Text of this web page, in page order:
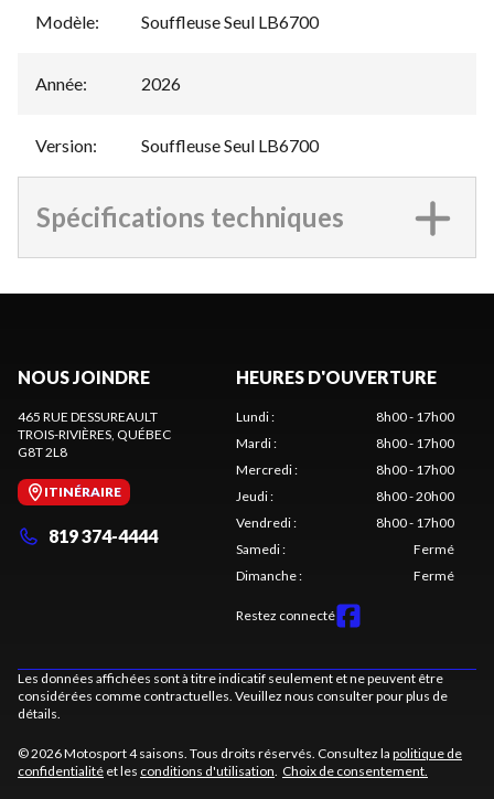
Modèle: Souffleuse Seul LB6700
Année: 2026
Version: Souffleuse Seul LB6700
Spécifications techniques
NOUS JOINDRE
465 RUE DESSUREAULT
TROIS-RIVIÈRES, QUÉBEC
G8T 2L8
ITINÉRAIRE
819 374-4444
HEURES D'OUVERTURE
Lundi:
8h00 - 17h00
Mardi:
8h00 - 17h00
Mercredi:
8h00 - 17h00
Jeudi:
8h00 - 20h00
Vendredi:
8h00 - 17h00
Samedi:
Fermé
Dimanche: Fermé
Restez connecté
Les données affichées sont à titre indicatif seulement et ne peuvent être
considérées comme contractuelles. Veuillez nous consulter pour plus de
détails.
© 2026 Motosport 4 saisons. Tous droits réservés. Consultez la politique de
confidentialité et les conditions d'utilisation. Choix de consentement.